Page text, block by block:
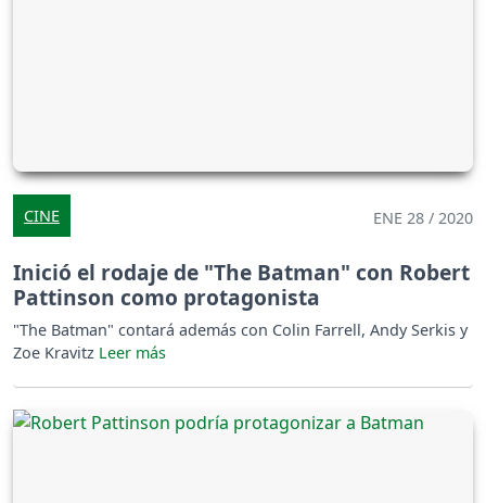
CINE ENE 28 / 2020
Inició el rodaje de "The Batman" con Robert
Pattinson como protagonista
"The Batman" contará además con Colin Farrell, Andy Serkis y
Zoe Kravitz